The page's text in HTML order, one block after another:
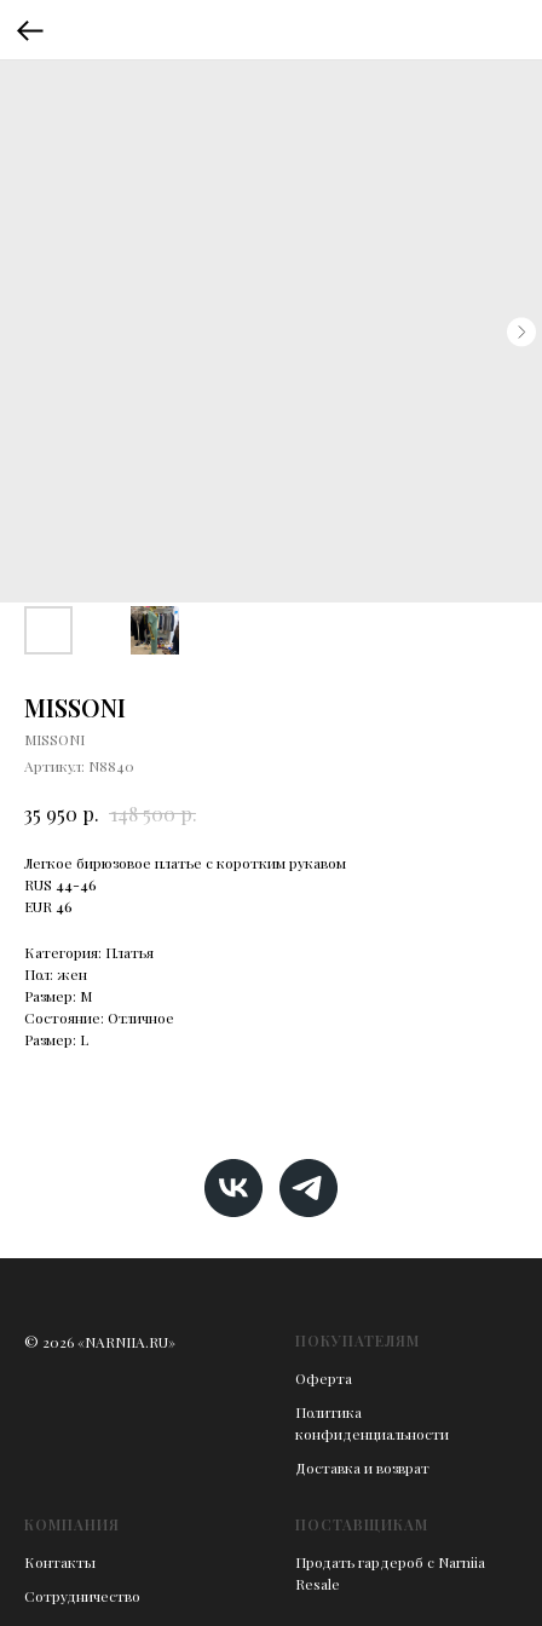
MISSONI
MISSONI
Артикул: N8840
35 950 р. 148 500р.
Легкое бирюзовое платье с коротким рукавом
RUS 44-46
EUR 46
Категория: Платья
Пол: жен
Размер: М
Состояние: Отличное
Размер: L
© 2026 «NARNIIA.RU»
ПОКУПАТЕЛЯМ
Оферта
Политика
конфиденциальности
Доставка и возврат
КОМПАНИЯ
Контакты
Сотрудничество
ПОСТАВЩИКАМ
Продать гардероб с Narniia
Resale